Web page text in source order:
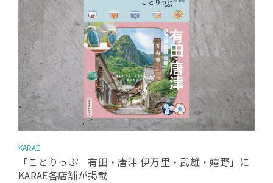
KARAE
「ことりっぷ 有田・唐津 伊万里・武雄・嬉野」に
KARAE各店舗が掲載